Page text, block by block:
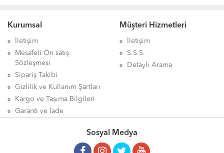
Kurumsal
İletişim
Mesafeli Ön satış
Sözleşmesi
Sipariş Takibi
Gizlilik ve Kullanım Şartları
Kargo ve Taşıma Bilgileri
Garanti ve İade
Müşteri Hizmetleri
İletişim
S.S.S.
Detaylı Arama
Sosyal Medya